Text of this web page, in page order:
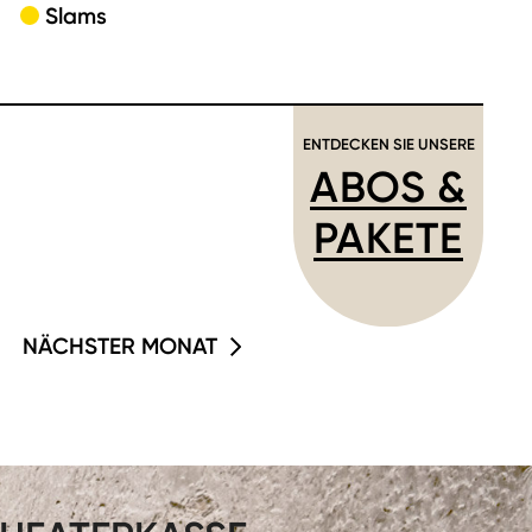
Slams
ENTDECKEN SIE UNSERE
ABOS &
PAKETE
NÄCHSTER MONAT